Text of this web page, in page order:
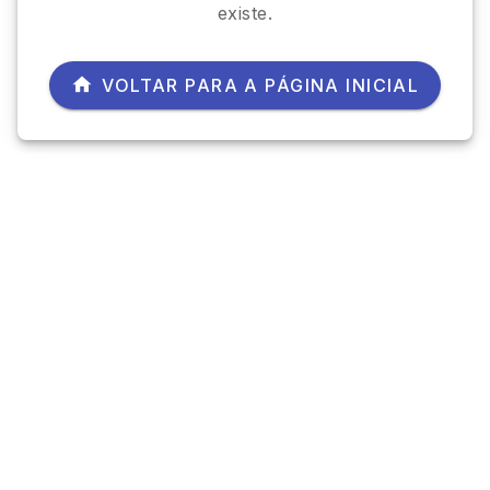
existe.
VOLTAR PARA A PÁGINA INICIAL